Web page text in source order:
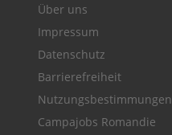
Über uns
Impressum
Datenschutz
Barrierefreiheit
Nutzungsbestimmungen
Campajobs Romandie